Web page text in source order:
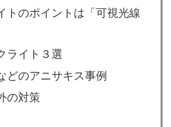
トのポイントは「可視光線
ライト３選
どのアニサキス事例
の対策